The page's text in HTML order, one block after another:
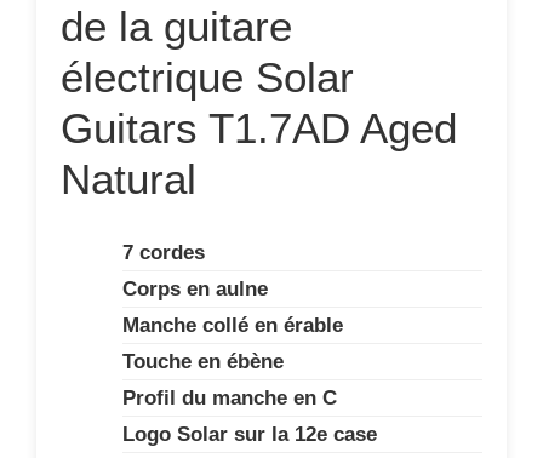
de la guitare
électrique Solar
Guitars T1.7AD Aged
Natural
7 cordes
Corps en aulne
Manche collé en érable
Touche en ébène
Profil du manche en C
Logo Solar sur la 12e case